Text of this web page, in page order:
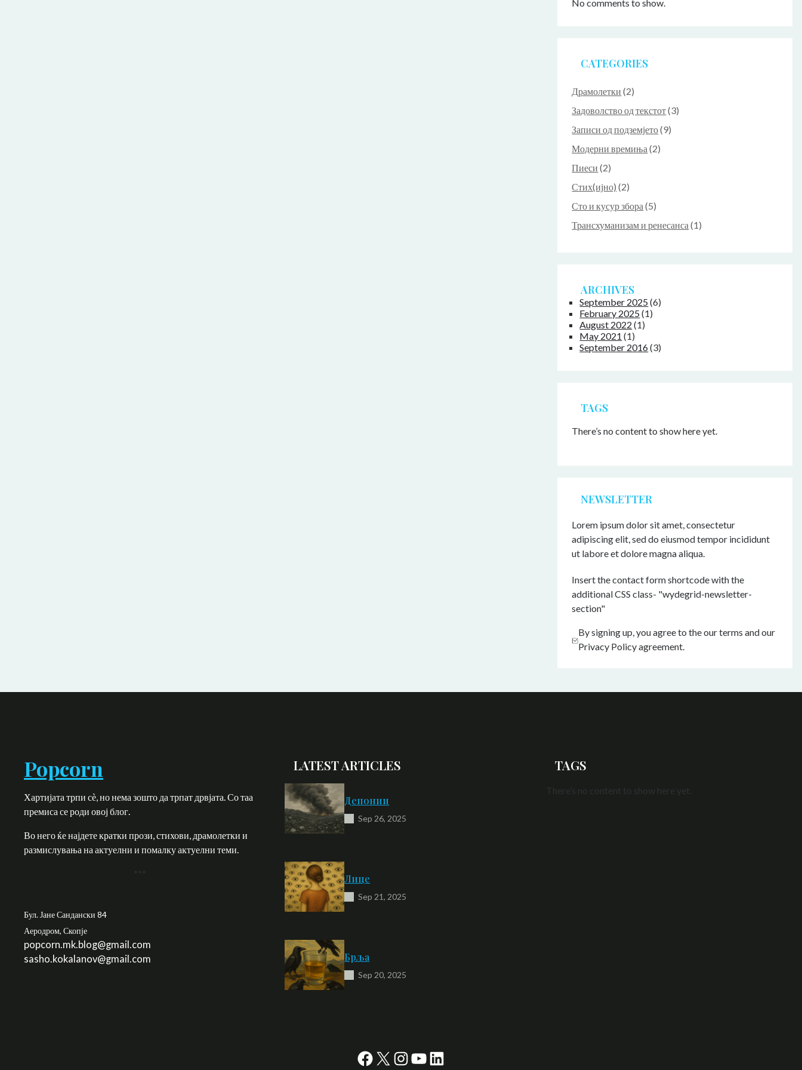
No comments to show.
CATEGORIES
Драмолетки (2)
Задоволство од текстот(3)
Записи од подземјето(9)
Модерни времиња (2)
Пиеси (2)
Стих(ијно) (2)
Сто и кусур збора (5)
Трансхуманизам и ренесанса (1)
ARCHIVES
September 2025(6)
February 2025(1)
August 2022 (1)
May 2021 (1)
September 2016(3)
TAGS
There’s no content to show here yet.
NEWSLETTER
Lorem ipsum dolor sit amet, consectetur
adipiscing elit, sed do eiusmod tempor incididunt
ut labore et dolore magna aliqua.
Insert the contact form shortcode with the
additional CSS class- "wydegrid-newsletter-
section"
By signing up, you agree to the our terms and our
Privacy Policy agreement.
Popcorn
Хартијата трпи сѐ, но нема зошто да трпат дрвјата. Со таа
премиса се роди овој блог.
Во него ќе најдете кратки прози, стихови, драмолетки и
размислувања на актуелни и помалку актуелни теми.
***
Бул. Јане Сандански 84
Аеродром, Скопје
popcorn.mk.blog@gmail.com
sasho.kokalanov@gmail.com
LATEST ARTICLES
Депонии
Sep 26, 2025
Лице
Sep 21, 2025
Брља
Sep 20, 2025
TAGS
There’s no content to show here yet.
Facebook
X Instagram
YouTube
LinkedIn